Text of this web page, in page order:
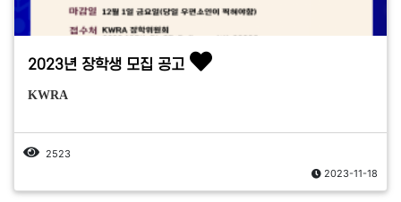
2023년 장학생 모집 공고
KWRA
2523
2023-11-18